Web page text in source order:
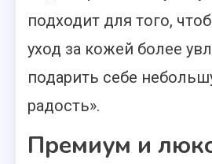
подходит для того,
уход за кожей более
подарить себе
радость».
Премиум и